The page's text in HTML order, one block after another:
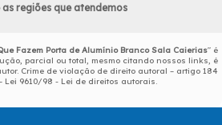
regiões que atendemos
Fazem Porta de Alumínio Branco Sala Caierias" é
parcial ou total, mesmo citando nossos links, é
Crime de violação de direito autoral – artigo 184
Lei 9610/98 - Lei de direitos autorais